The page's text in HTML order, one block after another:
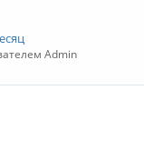
Admin